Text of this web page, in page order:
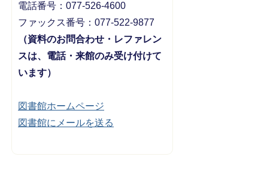
電話番号：077-526-4600
ファックス番号：077-522-9877
（資料のお問合わせ・レファレン
スは、電話・来館のみ受け付けて
います）
図書館ホームページ
図書館にメールを送る